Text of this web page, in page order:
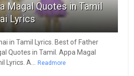
Magal Quotes in Tamil
Lyrics
in Tamil Lyrics. Best of Father
Quotes in Tamil. Appa Magal
Lyrics. A... Readmore